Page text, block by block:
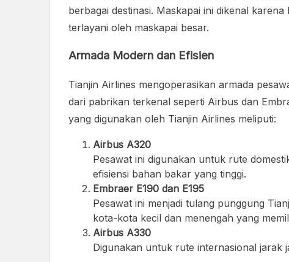
berbagai destinasi. Maskapai ini dikenal
terlayani oleh maskapai besar.
Armada Modern dan Efisien
Tianjin Airlines mengoperasikan armada
dari pabrikan terkenal seperti Airbus dan
yang digunakan oleh Tianjin Airlines meliputi:
Airbus A320
Pesawat ini digunakan untuk rute
efisiensi bahan bakar yang tinggi.
Embraer E190 dan E195
Pesawat ini menjadi tulang punggung
kota-kota kecil dan menengah yang
Airbus A330
Digunakan untuk rute internasional jarak